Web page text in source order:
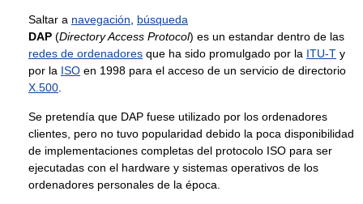
Saltar a navegación
búsqueda
DAP (Directory Access Protocol) es un estandar dentro de las
redes de ordenadores que ha sido promulgado por la ITU-T y
por la ISO en 1998 para el acceso de un servicio de directorio
X.500
Se pretendía que DAP fuese utilizado por los ordenadores
clientes, pero no tuvo popularidad debido la poca disponibilidad
de implementaciones completas del protocolo ISO para ser
ejecutadas con el hardware y sistemas operativos de los
ordenadores personales de la época.